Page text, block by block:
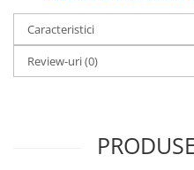
Caracteristici
Review-uri(0)